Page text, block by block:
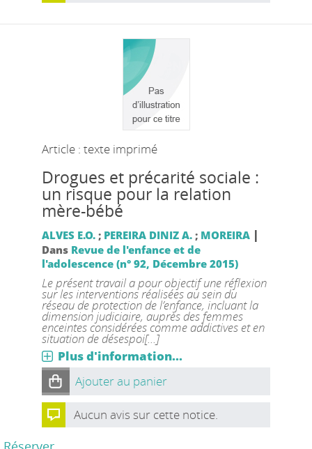
Article : texte imprimé
Drogues et précarité sociale :
un risque pour la relation
mère-bébé
ALVES E.O.; PEREIRA DINIZ A.; MOREIRA |
Dans Revue de l'enfance et de
l'adolescence (n° 92, Décembre 2015)
Le présent travail a pour objectif une réflexion
sur les interventions réalisées au sein du
réseau de protection de l’enfance, incluant la
dimension judiciaire, auprès des femmes
enceintes considérées comme addictives et en
situation de désespoi[...]
Plus d'information...
Ajouter au panier
Aucun avis sur cette notice.